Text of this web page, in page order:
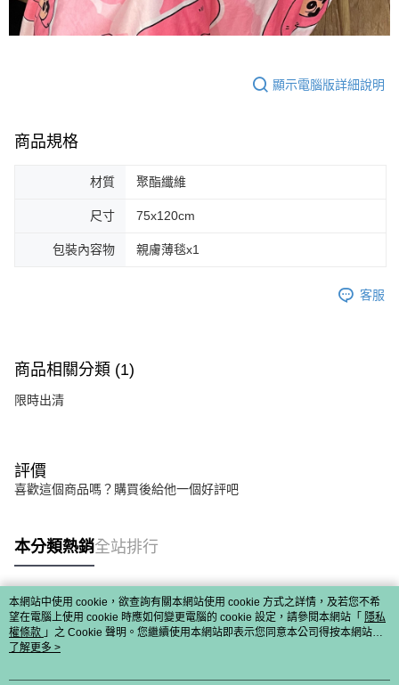
顯示電腦版詳細說明
商品規格
材質 聚酯纖維
尺寸 75x120cm
包裝內容物 親膚薄毯x1
客服
商品相關分類 (1)
限時出清
評價
喜歡這個商品嗎？購買後給他一個好評吧
本分類熱銷全站排行
熱門標籤
本網站中使用 cookie，欲查詢有關本網站使用 cookie 方式之詳情，及若您不希
望在電腦上使用 cookie 時應如何變更電腦的 cookie 設定，請參閱本網站「 隱私
權條款 」之 Cookie 聲明。您繼續使用本網站即表示您同意本公司得按本網站使
用條款之 Cookie 聲明使用 cookie。
了解更多 >